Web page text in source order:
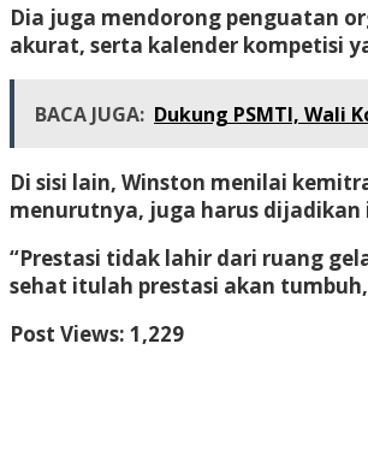
Dia juga mendorong penguatan
akurat, serta kalender kompetisi
BACA JUGA: Dukung PSMTI, Wali
Di sisi lain, Winston menilai
menurutnya, juga harus
“Prestasi tidak lahir dari ruang
sehat itulah prestasi akan
Post Views: 1,229